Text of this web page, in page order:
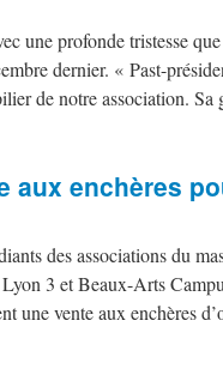
une profonde tristesse
dernier. « Past-
de notre association.
aux enchères
des associations du
3 et Beaux-Arts
une vente aux enchères